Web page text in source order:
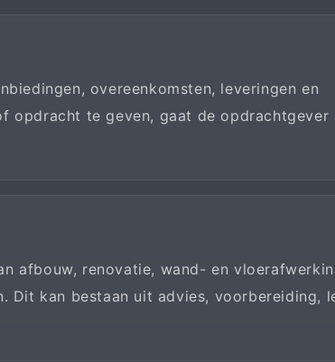
overeenkomsten, leveringen en
opdracht te geven, gaat de opdrachtgever
afbouw, renovatie, wand- en
Dit kan bestaan uit advies, voorbereiding,